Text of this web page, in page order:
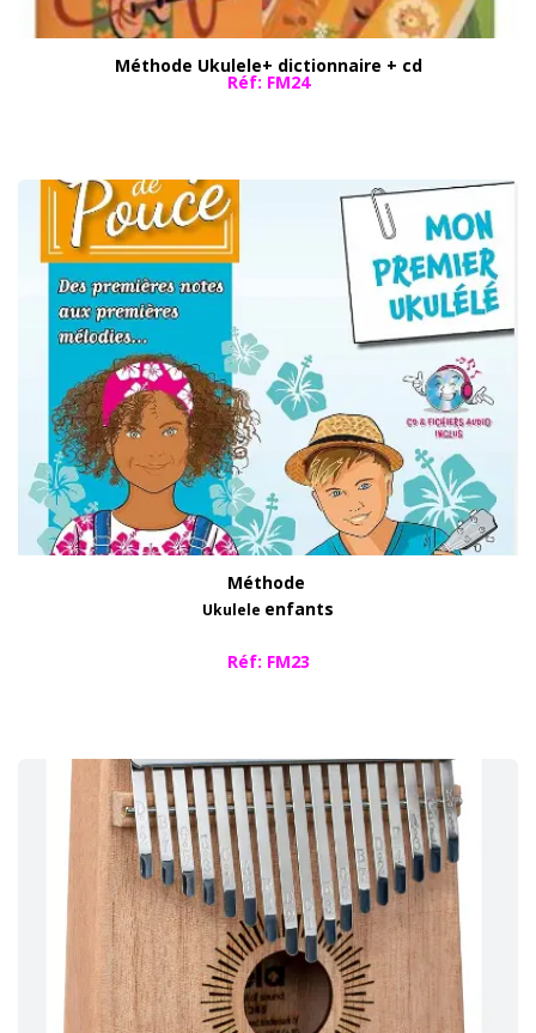
Méthode Ukulele+ dictionnaire + cd
Réf: FM24
Méthode
Ukulele enfants
​Réf: FM23